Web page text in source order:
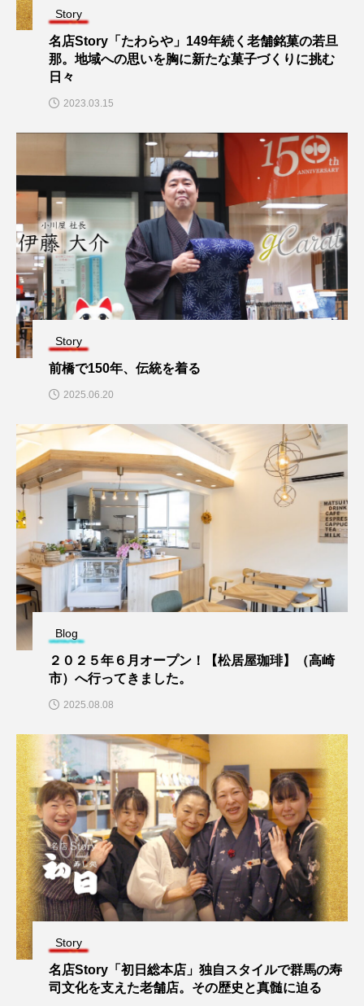
Story
名店Story「たわらや」149年続く老舗銘菓の若旦
那。地域への思いを胸に新たな菓子づくりに挑む
日々
2023.03.15
Story
前橋で150年、伝統を着る
2025.06.20
Blog
２０２５年６月オープン！【松居屋珈琲】（高崎
市）へ行ってきました。
2025.08.08
Story
名店Story「初日総本店」独自スタイルで群馬の寿
司文化を支えた老舗店。その歴史と真髄に迫る